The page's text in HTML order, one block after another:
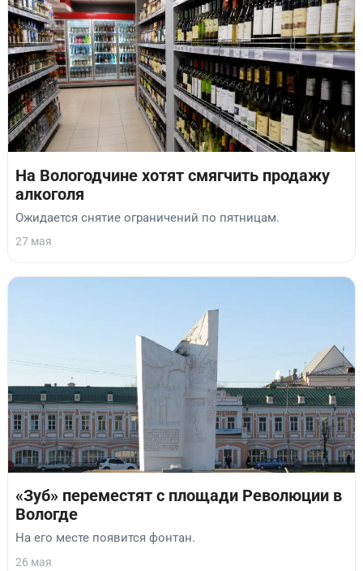
На Вологодчине хотят смягчить продажу
алкоголя
Ожидается снятие ограничений по пятницам.
27 мая
«Зуб» переместят с площади Революции в
Вологде
На его месте появится фонтан.
26 мая